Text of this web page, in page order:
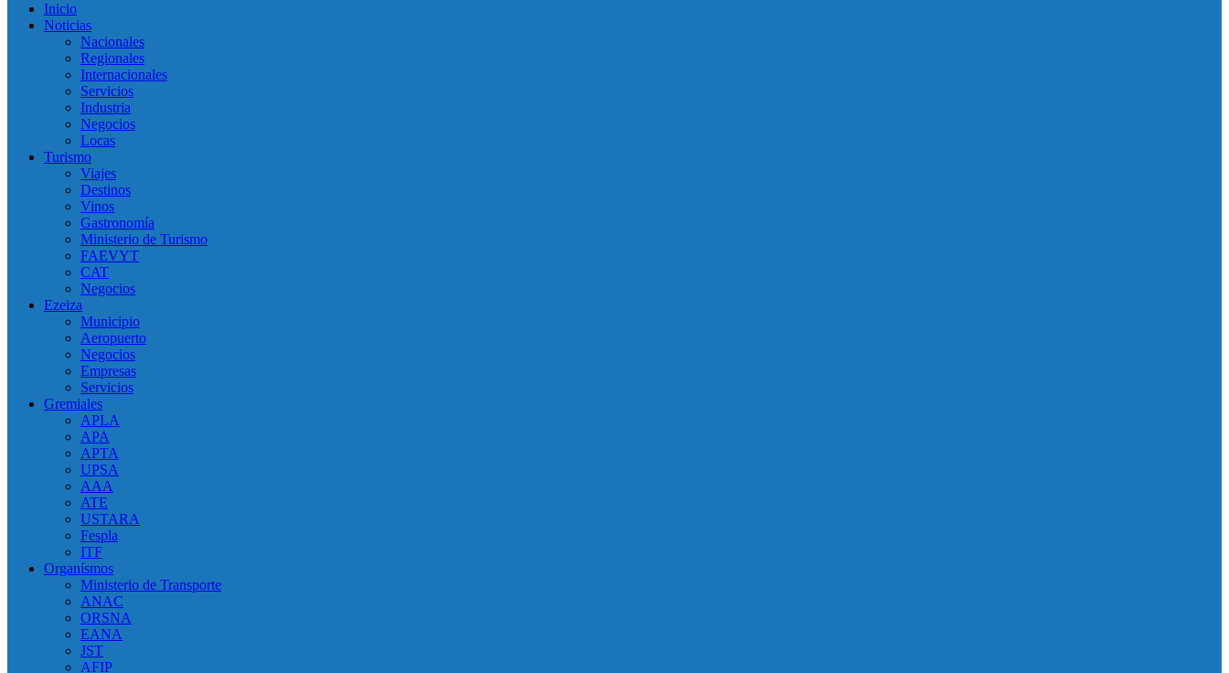
Inicio
Noticias
Nacionales
Regionales
Internacionales
Servicios
Industria
Negocios
Locas
Turismo
Viajes
Destinos
Vinos
Gastronomía
Ministerio de Turismo
FAEVYT
CAT
Negocios
Ezeiza
Municipio
Aeropuerto
Negocios
Empresas
Servicios
Gremiales
APLA
APA
APTA
UPSA
AAA
ATE
USTARA
Fespla
ITF
Organísmos
Ministerio de Transporte
ANAC
ORSNA
EANA
JST
AFIP